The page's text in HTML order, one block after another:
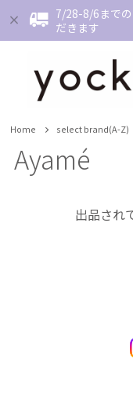
7/28-8/6まで
だきます
Home select brand(A-Z)
Ayamé
出品され